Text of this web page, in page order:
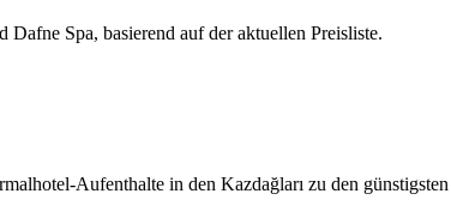
Spa, basierend auf der aktuellen Preisliste.
Aufenthalte in den Kazdağları zu den günstigsten